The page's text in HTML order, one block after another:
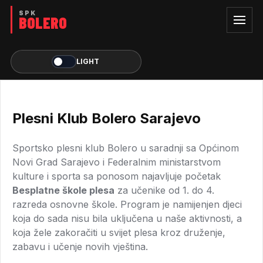
LIGHT
Plesni Klub Bolero Sarajevo
Sportsko plesni klub Bolero u saradnji sa Općinom
Novi Grad Sarajevo i Federalnim ministarstvom
kulture i sporta sa ponosom najavljuje početak
Besplatne škole plesa za učenike od 1. do 4.
razreda osnovne škole. Program je namijenjen djeci
koja do sada nisu bila uključena u naše aktivnosti, a
koja žele zakoračiti u svijet plesa kroz druženje,
zabavu i učenje novih vještina.